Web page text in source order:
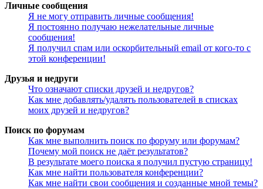
Личные сообщения
Я не могу отправить личные сообщения!
Я постоянно получаю нежелательные личные
сообщения!
Я получил спам или оскорбительный email от кого-то с
этой конференции!
Друзья и недруги
Что означают списки друзей и недругов?
Как мне добавлять/удалять пользователей в списках
моих друзей и недругов?
Поиск по форумам
Как мне выполнить поиск по форуму или форумам?
Почему мой поиск не даёт результатов?
В результате моего поиска я получил пустую страницу!
Как мне найти пользователя конференции?
Как мне найти свои сообщения и созданные мной темы?